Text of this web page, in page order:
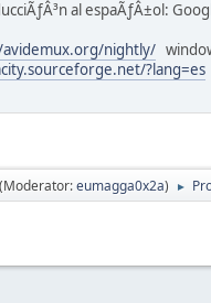
al espaÃƒÂ±ol:
nightly/
?lang=es
(Moderator:eumagga0x2a) ►